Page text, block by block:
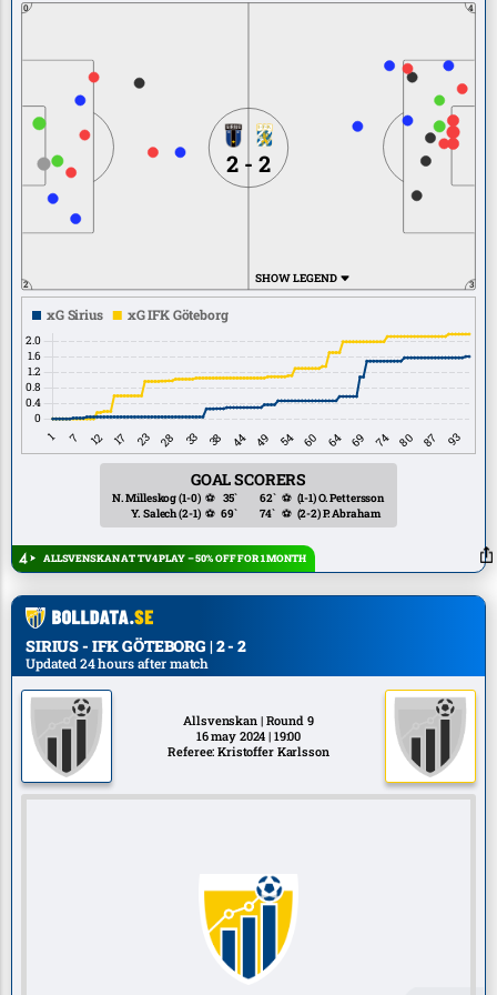
0
2
4
3
2 - 2
SHOW LEGEND
GOAL SCORERS
N. Milleskog(1-0) ⚽ 35`
Y. Salech(2-1) ⚽ 69`
62` ⚽ (1-1)O. Pettersson
74` ⚽ (2-2)P. Abraham
ALLSVENSKAN AT TV4 PLAY – 50% OFF FOR 1 MONTH
SIRIUS - IFK GÖTEBORG | 2 - 2
Updated 24 hours after match
Allsvenskan | Round 9
16 may 2024 | 19:00
Referee: Kristoffer Karlsson